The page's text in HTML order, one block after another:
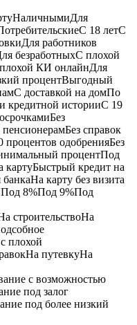
18 летС
работников
безработныхС плохой
КИ онлайнДля
процентВыгодный
доставкой на домПо
кредитной историиС 19
справок
процентов одобренияБез
процентПод
картуБыстрый кредит на
карту без визита
Под 8%Под 9%Под
строительствоНа
плохой
путевкуНа
с возможностью
под залог
под более низкий